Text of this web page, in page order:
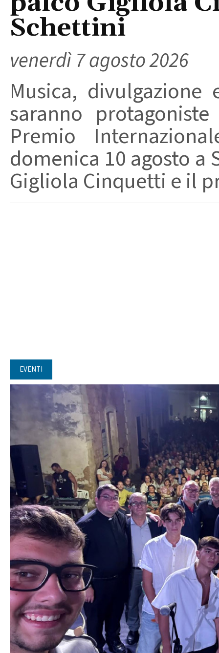
Schettini
venerdì 7 agosto 2026
Musica,
saranno
Premio
domenica 10 agosto
Gigliola Cinquetti e il
EVENTI